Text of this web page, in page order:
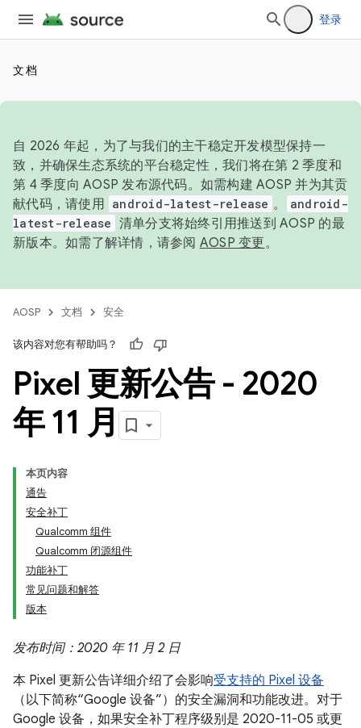
登录
文档
自 2026 年起，为了与我们的主干稳定开发模型保持一
致，并确保生态系统的平台稳定性，我们将在第 2 季度和
第 4 季度向 AOSP 发布源代码。如需构建 AOSP 并为其贡
献代码，请使用 android-latest-release 。
android-
latest-release 清单分支将始终引用推送到 AOSP 的最
新版本。如需了解详情，请参阅 AOSP 变更。
AOSP 文档 安全
该内容对您有帮助吗？
Pixel 更新公告 - 2020
年 11 月
本页内容
通告
安全补丁
Qualcomm 组件
Qualcomm 闭源组件
功能补丁
常见问题和解答
版本
发布时间：2020 年 11 月 2 日
本 Pixel 更新公告详细介绍了会影响受支持的 Pixel 设备
（以下简称“Google 设备”）的安全漏洞和功能改进。对于
Google 设备，如果安全补丁程序级别是 2020-11-05 或更